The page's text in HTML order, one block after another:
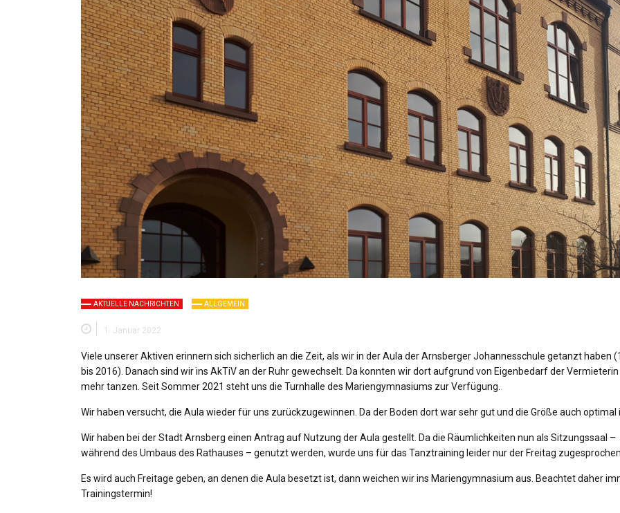
AKTUELLE NACHRICHTEN ALLGEMEIN
1. Januar 2022
Viele unserer Aktiven erinnern sich sicherlich an die Zeit, als wir in der Aula der Arnsberger Johannesschule getanzt haben
bis 2016). Danach sind wir ins AkTiV an der Ruhr gewechselt. Da konnten wir dort aufgrund von Eigenbedarf der
mehr tanzen. Seit Sommer 2021 steht uns die Turnhalle des Mariengymnasiums zur Verfügung.
Wir haben versucht, die Aula wieder für uns zurückzugewinnen. Da der Boden dort war sehr gut und die Größe auch optimal
Wir haben bei der Stadt Arnsberg einen Antrag auf Nutzung der Aula gestellt. Da die Räumlichkeiten nun als Sitzungssaal –
während des Umbaus des Rathauses – genutzt werden, wurde uns für das Tanztraining leider nur der Freitag
Es wird auch Freitage geben, an denen die Aula besetzt ist, dann weichen wir ins Mariengymnasium aus. Beachtet daher
Trainingstermin!